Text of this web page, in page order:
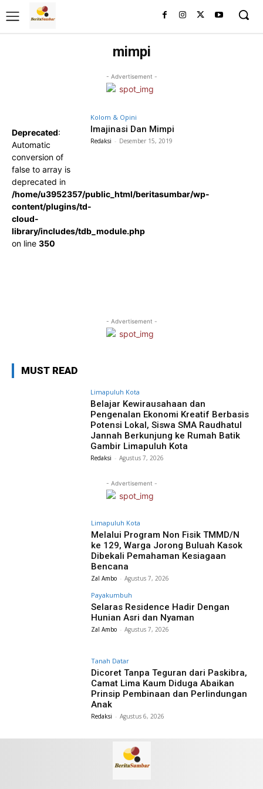
mimpi
- Advertisement -
Deprecated:
Automatic
conversion of
false to array is
deprecated in
/home/u3952357/public_html/beritasumbar/wp-
content/plugins/td-
cloud-
library/includes/tdb_module.php
on line 350
Kolom & Opini
Imajinasi Dan Mimpi
Redaksi - Desember 15, 2019
- Advertisement -
MUST READ
Limapuluh Kota
Belajar Kewirausahaan dan
Pengenalan Ekonomi Kreatif Berbasis
Potensi Lokal, Siswa SMA Raudhatul
Jannah Berkunjung ke Rumah Batik
Gambir Limapuluh Kota
Redaksi - Agustus 7, 2026
- Advertisement -
Limapuluh Kota
Melalui Program Non Fisik TMMD/N
ke 129, Warga Jorong Buluah Kasok
Dibekali Pemahaman Kesiagaan
Bencana
Zal Ambo - Agustus 7, 2026
Payakumbuh
Selaras Residence Hadir Dengan
Hunian Asri dan Nyaman
Zal Ambo - Agustus 7, 2026
Tanah Datar
Dicoret Tanpa Teguran dari Paskibra,
Camat Lima Kaum Diduga Abaikan
Prinsip Pembinaan dan Perlindungan
Anak
Redaksi - Agustus 6, 2026